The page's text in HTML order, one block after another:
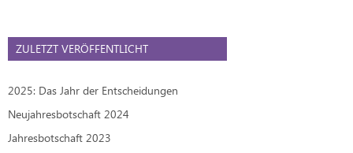
ZULETZT VERÖFFENTLICHT
2025: Das Jahr der Entscheidungen
Neujahresbotschaft 2024
Jahresbotschaft 2023